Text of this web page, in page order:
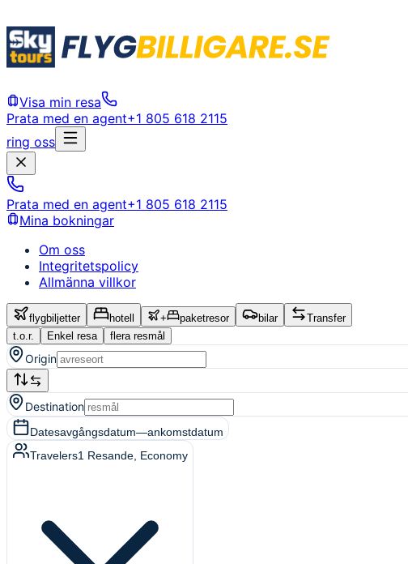
Visa min resa
Prata med en agent+1 805 618 2115
ring oss
Prata med en agent+1 805 618 2115
Mina bokningar
Om oss
Integritetspolicy
Allmänna villkor
flygbiljetter hotell + paketresor bilar
Transfer
t.o.r.
Enkel resa flera resmål
Origin
Destination
Datesavgångsdatum—ankomstdatum
Travelers1 Resande , Economy